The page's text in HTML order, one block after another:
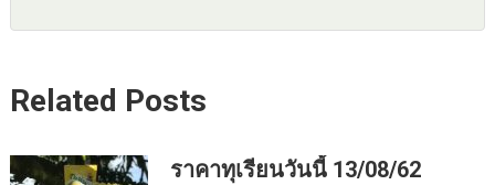
Related Posts
ราคาทุเรียนวันนี้ 13/08/62